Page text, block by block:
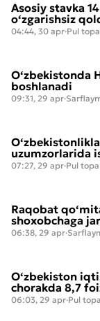
Asosiy stavka
o‘zgarishsiz
04:44, 30 apr·Pul
O‘zbekistonda
boshlanadi
09:31, 29 apr·
uzumzorlarida
07:27, 29 apr·Pul
Raqobat
shoxobchaga
06:38, 29 apr·
O‘zbekiston
chorakda 8,7
06:03, 29 apr·Pul